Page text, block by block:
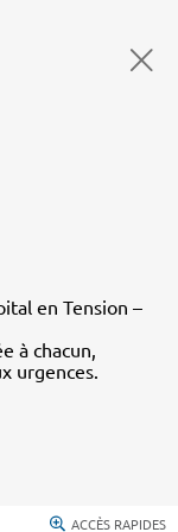
en Tension –
à chacun,
urgences.
ACCÈS RAPIDES